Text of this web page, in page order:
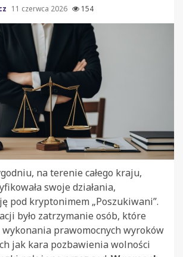
11 czerwca 2026 154
na terenie całego kraju,
swoje działania,
pod kryptonimem „Poszukiwani”.
było zatrzymanie osób, które
wykonania prawomocnych wyroków
jak kara pozbawienia wolności